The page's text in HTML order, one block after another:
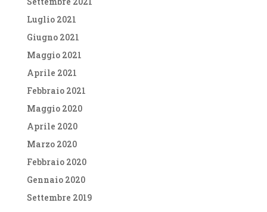
Luglio 2021
Giugno 2021
Maggio 2021
Aprile 2021
Febbraio 2021
Maggio 2020
Aprile 2020
Marzo 2020
Febbraio 2020
Gennaio 2020
Settembre 2019